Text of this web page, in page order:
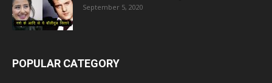
September 5, 2020
POPULAR CATEGORY